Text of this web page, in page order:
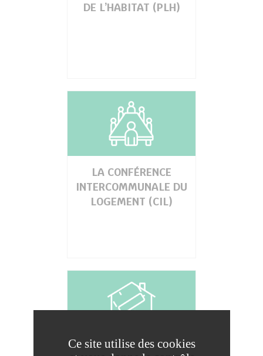
DE L’HABITAT (PLH)
LA CONFÉRENCE
INTERCOMMUNALE DU
LOGEMENT (CIL)
OPÉRATION
Ce site utilise des cookies